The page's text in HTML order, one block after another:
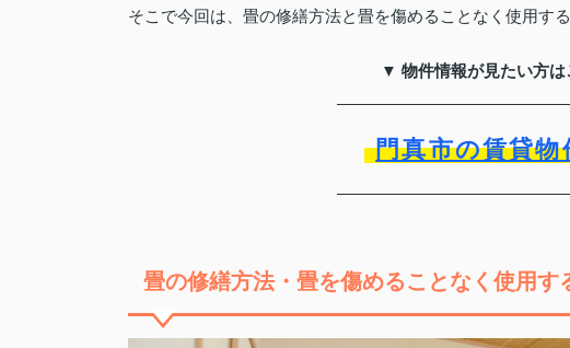
そこで今回は、畳の修繕方法と畳を傷めることなく使用す
▼ 物件情報が見たい方
門真市の賃貸
畳の修繕方法・畳を傷めることなく使用す